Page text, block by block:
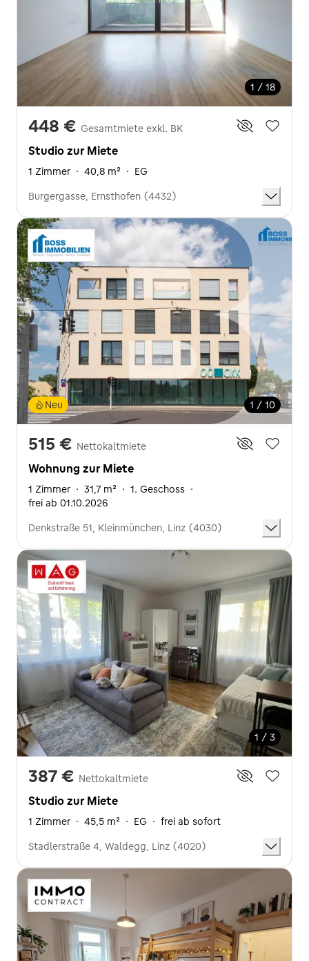
1 / 18
448 € Gesamtmiete exkl. BK
Studio zur Miete
1 Zimmer · 40,8 m² · EG
Burgergasse, Ernsthofen (4432)
1 / 10
Neu
515 € Nettokaltmiete
Wohnung zur Miete
1 Zimmer · 31,7 m² · 1. Geschoss ·
frei ab 01.10.2026
Denkstraße 51, Kleinmünchen, Linz (4030)
1 / 3
387 € Nettokaltmiete
Studio zur Miete
1 Zimmer · 45,5 m² · EG · frei ab sofort
Stadlerstraße 4, Waldegg, Linz (4020)